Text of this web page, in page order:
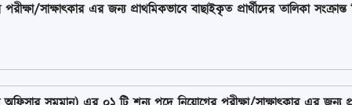
সাক্ষাৎকার এর জন্য প্রাথমিকভাবে বাছাইকৃত প্রার্থীদের তালিকা সংক্রান্ত